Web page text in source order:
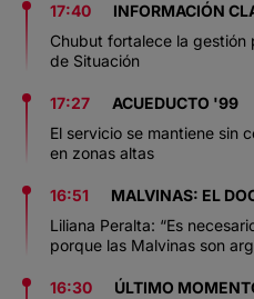
17:40
INFORMACIÓN
Chubut fortalece la gestión
de Situación
17:27
ACUEDUCTO '99
El servicio se mantiene sin
en zonas altas
16:51
MALVINAS: EL
Liliana Peralta: “Es
porque las Malvinas son
16:30
ÚLTIMO